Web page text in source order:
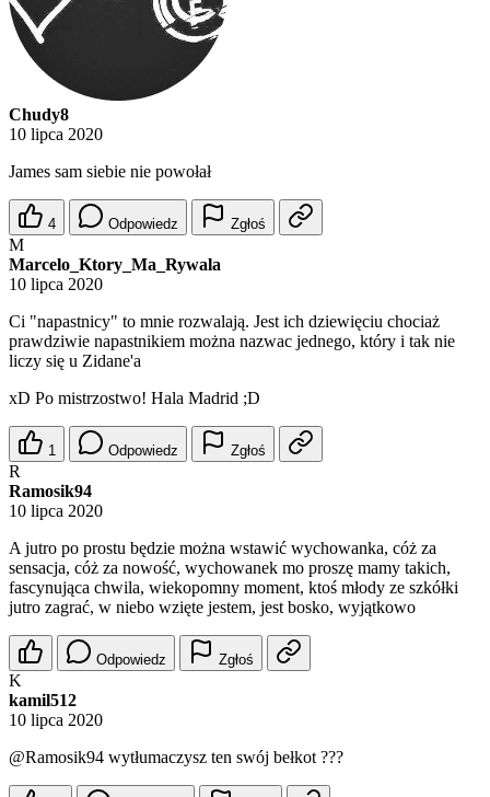
Chudy8
10 lipca 2020
James sam siebie nie powołał
4 Odpowiedz Zgłoś
M
Marcelo_Ktory_Ma_Rywala
10 lipca 2020
Ci "napastnicy" to mnie rozwalają. Jest ich dziewięciu chociaż
prawdziwie napastnikiem można nazwac jednego, który i tak nie
liczy się u Zidane'a
xD Po mistrzostwo! Hala Madrid ;D
1 Odpowiedz Zgłoś
R
Ramosik94
10 lipca 2020
A jutro po prostu będzie można wstawić wychowanka, cóż za
sensacja, cóż za nowość, wychowanek mo proszę mamy takich,
fascynująca chwila, wiekopomny moment, ktoś młody ze szkółki
jutro zagrać, w niebo wzięte jestem, jest bosko, wyjątkowo
Odpowiedz Zgłoś
K
kamil512
10 lipca 2020
@Ramosik94 wytłumaczysz ten swój bełkot ???